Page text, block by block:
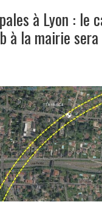
à Lyon : le
à la mairie